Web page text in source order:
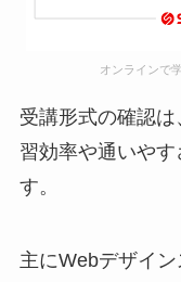
オンラインで
受講形式の確認
習効率や通いや
す。
主にWebデザイ